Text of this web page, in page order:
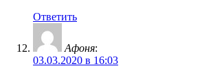
Ответить
Афоня:
03.03.2020 в 16:03